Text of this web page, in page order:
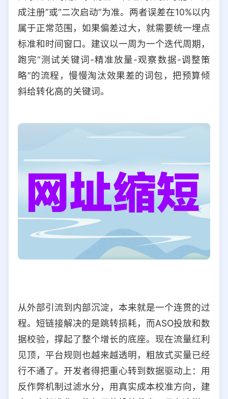
成注册”或“二次启动”为准。两者误差在10%以内
属于正常范围，如果偏差过大，就需要统一埋点
标准和时间窗口。建议以一周为一个迭代周期，
跑完“测试关键词-精准放量-观察数据-调整策
略”的流程，慢慢淘汰效果差的词包，把预算倾
斜给转化高的关键词。
从外部引流到内部沉淀，本来就是一个连贯的过
程。短链接解决的是跳转损耗，而ASO投放和数
据校验，撑起了整个增长的底座。现在流量红利
见顶，平台规则也越来越透明，粗放式买量已经
行不通了。开发者得把重心转到数据驱动上：用
反作弊机制过滤水分，用真实成本校准方向，建